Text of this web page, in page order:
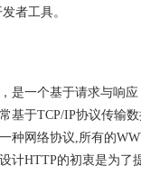
者工具。
是一个基于请求与响应
基于TCP/IP协议传输
种网络协议,所有的
计HTTP的初衷是为了